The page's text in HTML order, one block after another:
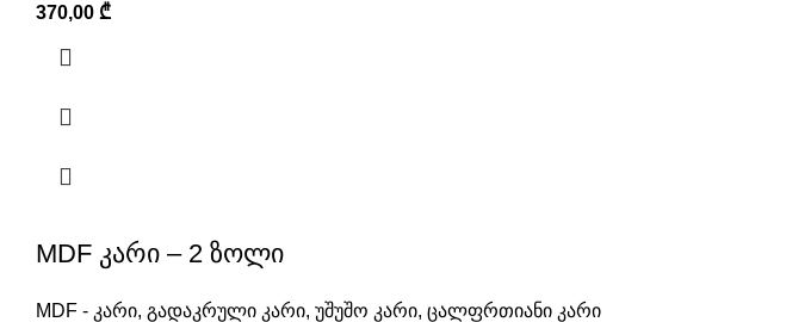
370,00 ₾
MDF კარი – 2 ზოლი
MDF - კარი, გადაკრული კარი, უშუშო კარი, ცალფრთიანი კარი